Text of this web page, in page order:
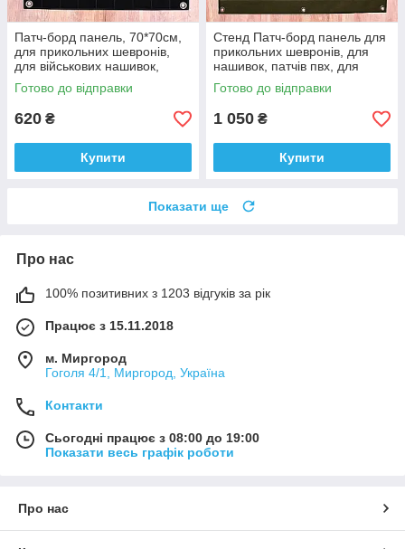
Патч-борд панель, 70*70см,
для прикольних шевронів,
для військових нашивок,
патчів пвх, для коллекції
Готово до відправки
620 ₴
Купити
Стенд Патч-борд панель для
прикольних шевронів, для
нашивок, патчів пвх, для
коллекції , 100*100см
Готово до відправки
1 050 ₴
Купити
Показати ще
Про нас
100% позитивних з 1203 відгуків за рік
Працює з 15.11.2018
м. Миргород
Гоголя 4/1, Миргород, Україна
Контакти
Сьогодні працює з 08:00 до 19:00
Показати весь графік роботи
Про нас